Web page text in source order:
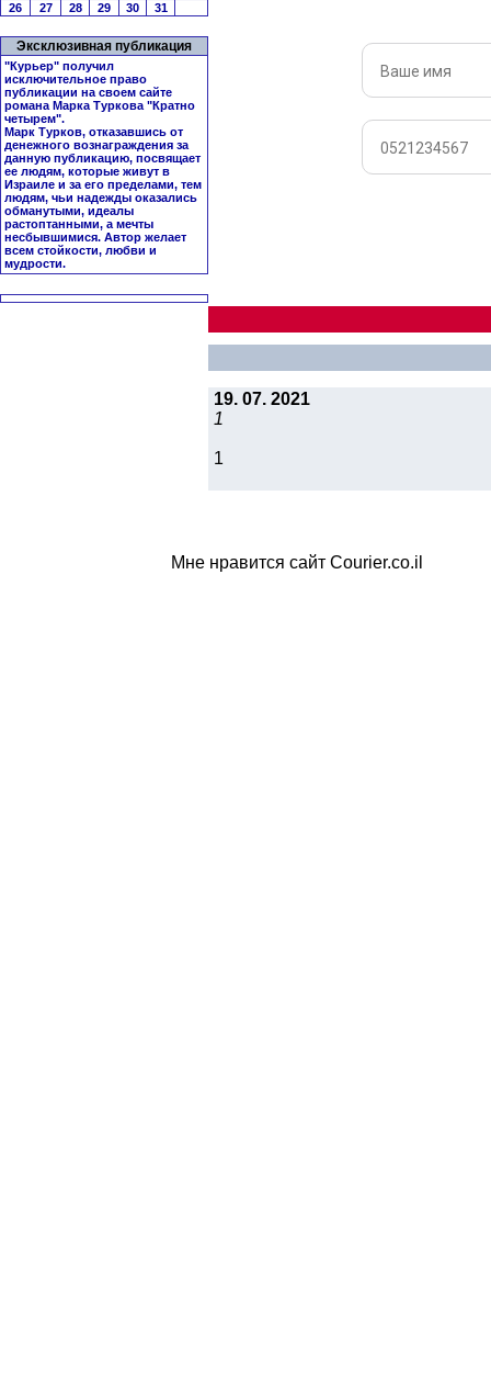
26
27 28 29 30 31
Эксклюзивная публикация
"Курьер" получил
исключительное право
публикации на своем сайте
романа Марка Туркова "Кратно
четырем".
Марк Турков, отказавшись от
денежного вознаграждения за
данную публикацию, посвящает
ее людям, которые живут в
Израиле и за его пределами, тем
людям, чьи надежды оказались
обманутыми, идеалы
растоптанными, а мечты
несбывшимися. Автор желает
всем стойкости, любви и
мудрости.
19. 07. 2021
1
1
Мне нравится сайт Courier.co.il